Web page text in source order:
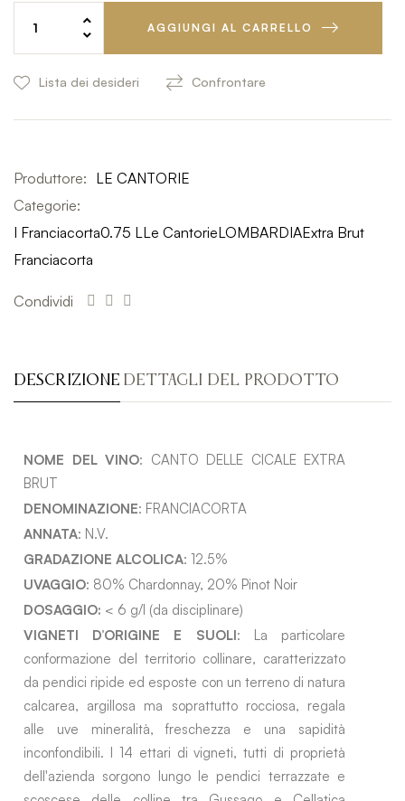
AGGIUNGI AL CARRELLO
Lista dei desideri Confrontare
Produttore: LE CANTORIE
Categorie:
I Franciacorta0.75 L Le CantorieLOMBARDIAExtra Brut
Franciacorta
Condividi
DESCRIZIONE DETTAGLI DEL PRODOTTO
NOME DEL VINO: CANTO DELLE CICALE EXTRA
BRUT
DENOMINAZIONE: FRANCIACORTA
ANNATA: N.V.
GRADAZIONE ALCOLICA: 12.5%
UVAGGIO: 80% Chardonnay, 20% Pinot Noir
DOSAGGIO: < 6 g/l (da disciplinare)
VIGNETI D’ORIGINE E SUOLI: La particolare
conformazione del territorio collinare, caratterizzato
da pendici ripide ed esposte con un terreno di natura
calcarea, argillosa ma soprattutto rocciosa, regala
alle uve mineralità, freschezza e una sapidità
inconfondibili. I 14 ettari di vigneti, tutti di proprietà
dell'azienda sorgono lungo le pendici terrazzate e